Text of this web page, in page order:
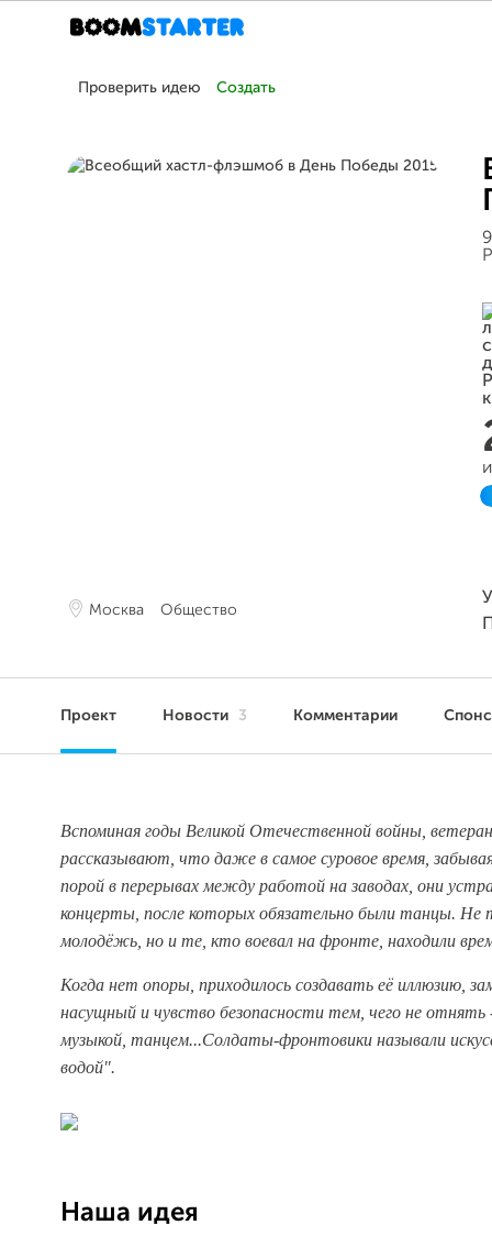
Проверить идею Создать
Москва Общество
Проект Новости 3 Комментарии
Вспоминая годы Великой Отечественной войны,
рассказывают, что даже в самое суровое время,
порой в перерывах между работой на заводах, они
концерты, после которых обязательно были танцы. Не
молодёжь, но и те, кто воевал на фронте, находили
Когда нет опоры, приходилось создавать её иллюзию,
насущный и чувство безопасности тем, чего не отнять
музыкой, танцем...Солдаты-фронтовики называли
водой".
Наша идея